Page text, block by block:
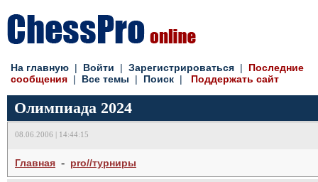
На главную | Войти | Зарегистрироваться | Последние
сообщения | Все темы | Поиск | Поддержать сайт
Олимпиада 2024
08.06.2006 | 14:44:15
Главная - pro//турниры